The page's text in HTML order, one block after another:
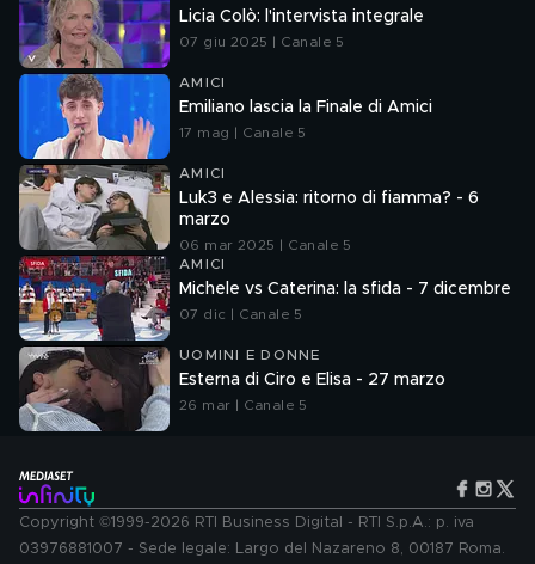
Licia Colò: l'intervista integrale
07 giu 2025 | Canale 5
AMICI
Emiliano lascia la Finale di Amici
17 mag | Canale 5
AMICI
Luk3 e Alessia: ritorno di fiamma? - 6
marzo
06 mar 2025 | Canale 5
AMICI
Michele vs Caterina: la sfida - 7 dicembre
07 dic | Canale 5
UOMINI E DONNE
Esterna di Ciro e Elisa - 27 marzo
26 mar | Canale 5
Copyright ©1999-2026 RTI Business Digital - RTI S.p.A.: p. iva
03976881007 - Sede legale: Largo del Nazareno 8, 00187 Roma.